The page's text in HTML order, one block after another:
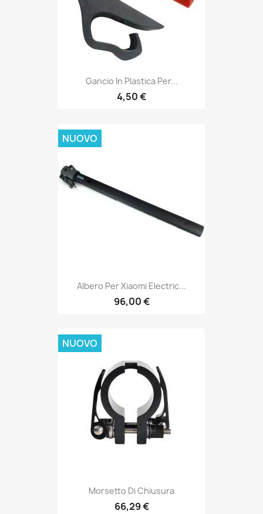
Gancio In Plastica Per...
4,50 €
Albero Per Xiaomi Electric...
96,00 €
NUOVO
Morsetto Di Chiusura
66,29 €
NUOVO